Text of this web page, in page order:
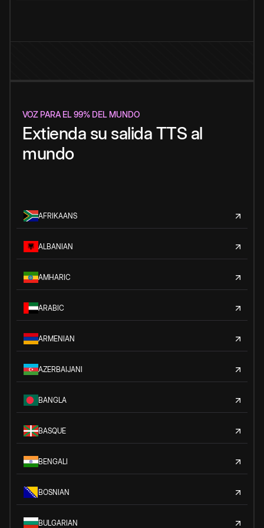
VOZ PARA EL 99% DEL MUNDO
Extienda su salida TTS al
mundo
AFRIKAANS
ALBANIAN
AMHARIC
ARABIC
ARMENIAN
AZERBAIJANI
BANGLA
BASQUE
BENGALI
BOSNIAN
BULGARIAN